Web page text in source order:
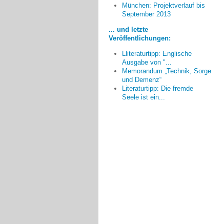
München: Projektverlauf bis
September 2013
... und letzte
Veröffentlichungen:
Lliteraturtipp: Englische
Ausgabe von "...
Memorandum „Technik, Sorge
und Demenz“
Literaturtipp: Die fremde
Seele ist ein...
Was aus meiner Sicht noch
Älterer, die bisher keinen
Demenzkranken im Familien- oder
Freundeskreis hatten, sich mit dem
Thema zu beschäftigen. Hier
herrscht teilweise eine richtige
Blockadehaltung,
Christine Einödshofer, Ingolstadt